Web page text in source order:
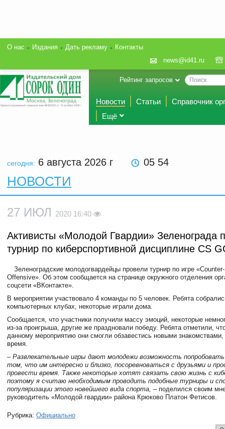
О нас Издания Дать рекламу
Контакты
news@id41.ru
Рейтинг запросов
Новости Статьи
Справочник
Ещё
сегодня: 6 августа 2026 г 05 54
НОВОСТИ
27 ИЮЛ 2020 16:40
Активисты «Молодой Гвардии» Зеленограда
турнир по киберспортивной дисциплине CS
Зеленоградские молодогвардейцы провели турнир по игре
Offensive». Об этом сообщается на странице окружного отделения
соцсети «ВКонтакте».
В мероприятии участвовало 4 команды по 5 человек. Ребята
компьютерных клубах, некоторые играли дома.
Сообщается, что участники получили массу эмоций, некоторые
из-за проигрыша, другие же праздновали победу. Ребята отметили,
данному мероприятию они смогли обзавестись новыми
время.
– Развлекательные игры дают молодежи возможность
том, что им интересно и близко, посоревноваться с друзьями и
провести время. Также некоторые хотят связать свою жизнь с
поэтому я считаю необходимым проводить подобные турниры и
популяризации этого новейшего вида спорта, – поделился своим
руководитель «Молодой гвардии» района Крюково Платон Фетисов.
Рубрика: Официально